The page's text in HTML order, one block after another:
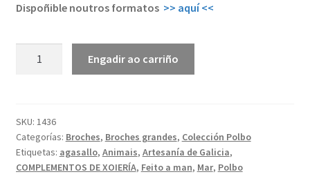
Dispoñible noutros formatos >> aquí <<
cantidade
Engadir ao carriño
SKU: 1436
Categorías: Broches, Broches grandes, Colección Polbo
Etiquetas: agasallo, Animais, Artesanía de Galicia,
COMPLEMENTOS DE XOIERÍA, Feito a man, Mar, Polbo